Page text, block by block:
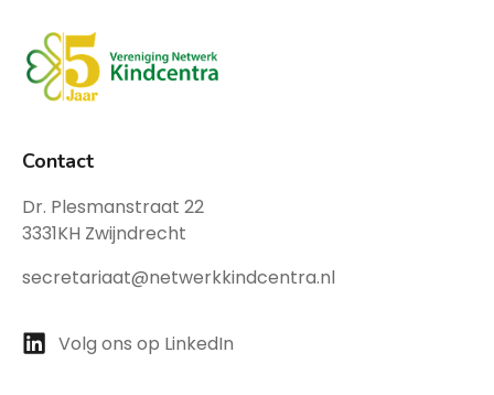
Contact
Dr. Plesmanstraat 22
3331KH Zwijndrecht
secretariaat@netwerkkindcentra.nl
Volg ons op LinkedIn